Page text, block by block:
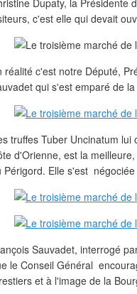
Dupaty, la Présidente
c'est elle qui devait
réalité c'est notre Député,
qui s'est emparé de
truffes Tuber Uncinatum
d'Orienne, est la
Périgord. Elle s'est
Sauvadet, interrogé
le Conseil Général
et à l'image de la